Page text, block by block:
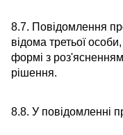
8.7. Повідомлення
відома третьої
формі з
рішення.
8.8. У повідомленні